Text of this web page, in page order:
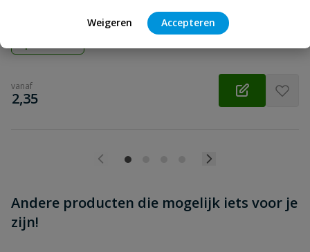
Weigeren Accepteren
vanaf
€
2,35
Andere producten die mogelijk iets voor je
zijn!